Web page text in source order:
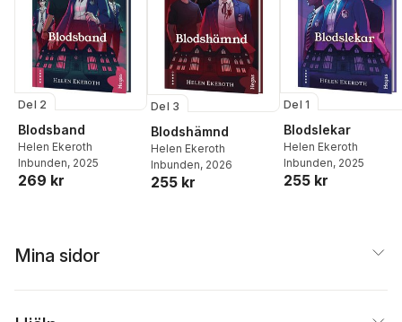
Del 2
Blodsband
Helen Ekeroth
Inbunden, 2025
269 kr
Del 3
Blodshämnd
Helen Ekeroth
Inbunden, 2026
255 kr
Del 1
Blodslekar
Helen Ekeroth
Inbunden, 2025
255 kr
Mina sidor